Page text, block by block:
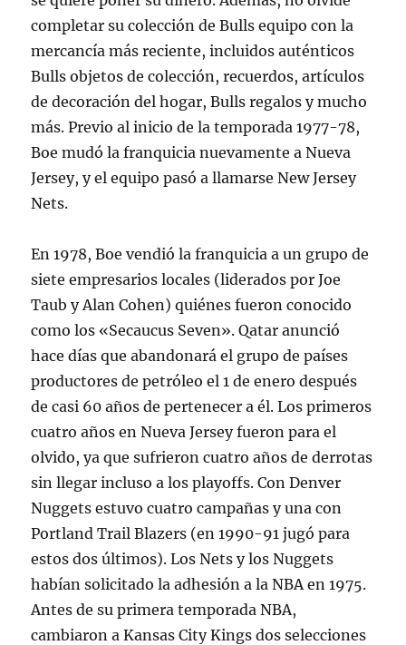
completar su colección de Bulls equipo con la
mercancía más reciente, incluidos auténticos
Bulls objetos de colección, recuerdos, artículos
de decoración del hogar, Bulls regalos y mucho
más. Previo al inicio de la temporada 1977-78,
Boe mudó la franquicia nuevamente a Nueva
Jersey, y el equipo pasó a llamarse New Jersey
Nets.
En 1978, Boe vendió la franquicia a un grupo de
siete empresarios locales (liderados por Joe
Taub y Alan Cohen) quiénes fueron conocido
como los «Secaucus Seven». Qatar anunció
hace días que abandonará el grupo de países
productores de petróleo el 1 de enero después
de casi 60 años de pertenecer a él. Los primeros
cuatro años en Nueva Jersey fueron para el
olvido, ya que sufrieron cuatro años de derrotas
sin llegar incluso a los playoffs. Con Denver
Nuggets estuvo cuatro campañas y una con
Portland Trail Blazers (en 1990-91 jugó para
estos dos últimos). Los Nets y los Nuggets
habían solicitado la adhesión a la NBA en 1975.
Antes de su primera temporada NBA,
cambiaron a Kansas City Kings dos selecciones